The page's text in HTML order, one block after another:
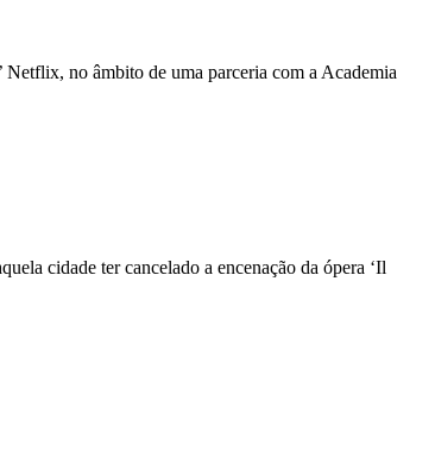
no âmbito de uma parceria com a Academia
cidade ter cancelado a encenação da ópera ‘Il